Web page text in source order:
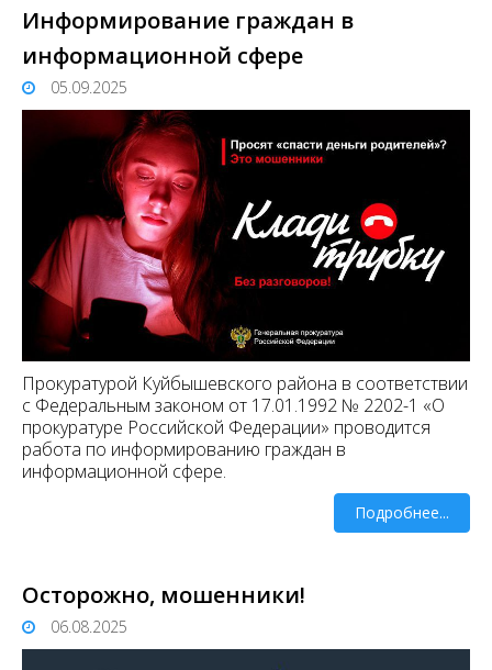
Информирование граждан в
информационной сфере
05.09.2025
Прокуратурой Куйбышевского района в соответствии
с Федеральным законом от 17.01.1992 № 2202-1 «О
прокуратуре Российской Федерации» проводится
работа по информированию граждан в
информационной сфере.
Подробнее...
Осторожно, мошенники!
06.08.2025